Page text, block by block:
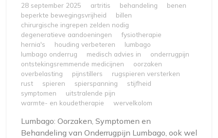
28 september 2025 artritis behandeling
benen
beperkte bewegingsvrijheid
billen
chirurgische ingrepen zelden nodig
degeneratieve aandoeningen
fysiotherapie
hernia's
houding verbeteren
lumbago
lumbago onderrug
medisch advies in
onderrugpijn
ontstekingsremmende medicijnen
oorzaken
overbelasting
pijnstillers
rugspieren versterken
rust
spieren spierspanning
stijfheid
symptomen
uitstralende pijn
warmte- en koudetherapie
wervelkolom
Lumbago: Oorzaken, Symptomen en
Behandeling van Onderrugpijn Lumbago, ook wel